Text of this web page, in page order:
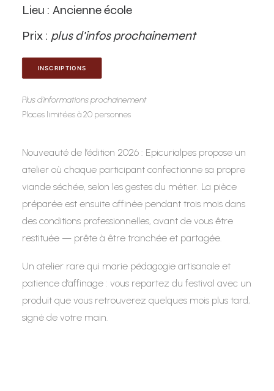
Lieu : Ancienne école
Prix : plus d'infos prochainement
INSCRIPTIONS
Plus d’informations prochainement
Places limitées à 20 personnes
Nouveauté de l’édition 2026 : Epicurialpes propose un
atelier où chaque participant confectionne sa propre
viande séchée, selon les gestes du métier. La pièce
préparée est ensuite affinée pendant trois mois dans
des conditions professionnelles, avant de vous être
restituée — prête à être tranchée et partagée.
Un atelier rare qui marie pédagogie artisanale et
patience d’affinage : vous repartez du festival avec un
produit que vous retrouverez quelques mois plus tard,
signé de votre main.